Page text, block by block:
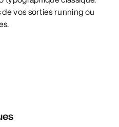
vos sorties running ou